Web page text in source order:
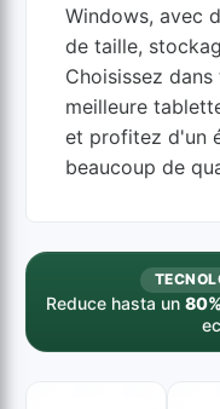
Windows, avec
de taille,
Choisissez
meilleure
et profitez d'un
beaucoup de
Reduce hasta un